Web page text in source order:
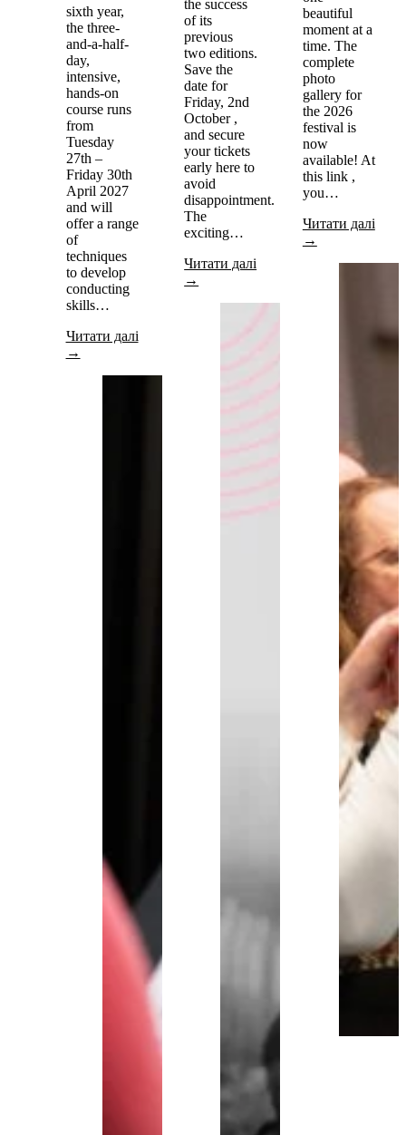
sixth year,
the three-
and-a-half-
day,
intensive,
hands-on
course runs
from
Tuesday
27th –
Friday 30th
April 2027
and will
offer a range
of
techniques
to develop
conducting
skills…
Читати далі
→
the success
of its
previous
two editions.
Save the
date for
Friday, 2nd
October ,
and secure
your tickets
early here to
avoid
disappointment.
The
exciting…
Читати далі
→
beautiful
moment at a
time. The
complete
photo
gallery for
the 2026
festival is
now
available! At
this link ,
you…
Читати далі
→